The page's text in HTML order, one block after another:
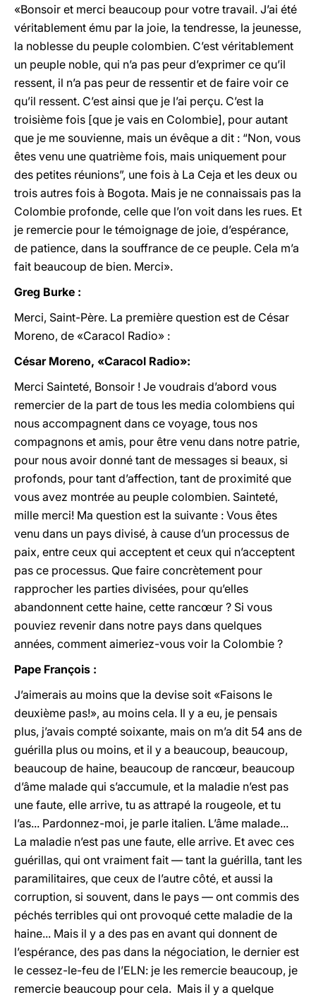
«Bonsoir et merci beaucoup pour votre travail. J’ai été
véritablement ému par la joie, la tendresse, la jeunesse,
la noblesse du peuple colombien. C’est véritablement
un peuple noble, qui n’a pas peur d’exprimer ce qu’il
ressent, il n’a pas peur de ressentir et de faire voir ce
qu’il ressent. C’est ainsi que je l’ai perçu. C’est la
troisième fois [que je vais en Colombie], pour autant
que je me souvienne, mais un évêque a dit : “Non, vous
êtes venu une quatrième fois, mais uniquement pour
des petites réunions”, une fois à La Ceja et les deux ou
trois autres fois à Bogota. Mais je ne connaissais pas la
Colombie profonde, celle que l’on voit dans les rues. Et
je remercie pour le témoignage de joie, d’espérance,
de patience, dans la souffrance de ce peuple. Cela m’a
fait beaucoup de bien. Merci».
Greg Burke :
Merci, Saint-Père. La première question est de César
Moreno, de «Caracol Radio» :
César Moreno, «Caracol Radio»:
Merci Sainteté, Bonsoir ! Je voudrais d’abord vous
remercier de la part de tous les media colombiens qui
nous accompagnent dans ce voyage, tous nos
compagnons et amis, pour être venu dans notre patrie,
pour nous avoir donné tant de messages si beaux, si
profonds, pour tant d’affection, tant de proximité que
vous avez montrée au peuple colombien. Sainteté,
mille merci! Ma question est la suivante : Vous êtes
venu dans un pays divisé, à cause d’un processus de
paix, entre ceux qui acceptent et ceux qui n’acceptent
pas ce processus. Que faire concrètement pour
rapprocher les parties divisées, pour qu’elles
abandonnent cette haine, cette rancœur ? Si vous
pouviez revenir dans notre pays dans quelques
années, comment aimeriez-vous voir la Colombie ?
Pape François :
J’aimerais au moins que la devise soit «Faisons le
deuxième pas!», au moins cela. Il y a eu, je pensais
plus, j’avais compté soixante, mais on m’a dit 54 ans de
guérilla plus ou moins, et il y a beaucoup, beaucoup,
beaucoup de haine, beaucoup de rancœur, beaucoup
d’âme malade qui s’accumule, et la maladie n’est pas
une faute, elle arrive, tu as attrapé la rougeole, et tu
l’as... Pardonnez-moi, je parle italien. L’âme malade...
La maladie n’est pas une faute, elle arrive. Et avec ces
guérillas, qui ont vraiment fait — tant la guérilla, tant les
paramilitaires, que ceux de l’autre côté, et aussi la
corruption, si souvent, dans le pays — ont commis des
péchés terribles qui ont provoqué cette maladie de la
haine... Mais il y a des pas en avant qui donnent de
l’espérance, des pas dans la négociation, le dernier est
le cessez-le-feu de l’ELN: je les remercie beaucoup, je
remercie beaucoup pour cela. Mais il y a quelque